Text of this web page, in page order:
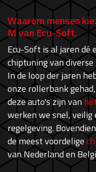
Waarom mensen
M van Ecu-Soft.
Ecu-Soft is al jaren
chiptuning van
In de loop der jaren
onze rollerbank
deze auto's zijn van
werken we snel,
regelgeving.
de meest voordelige
van Nederland en